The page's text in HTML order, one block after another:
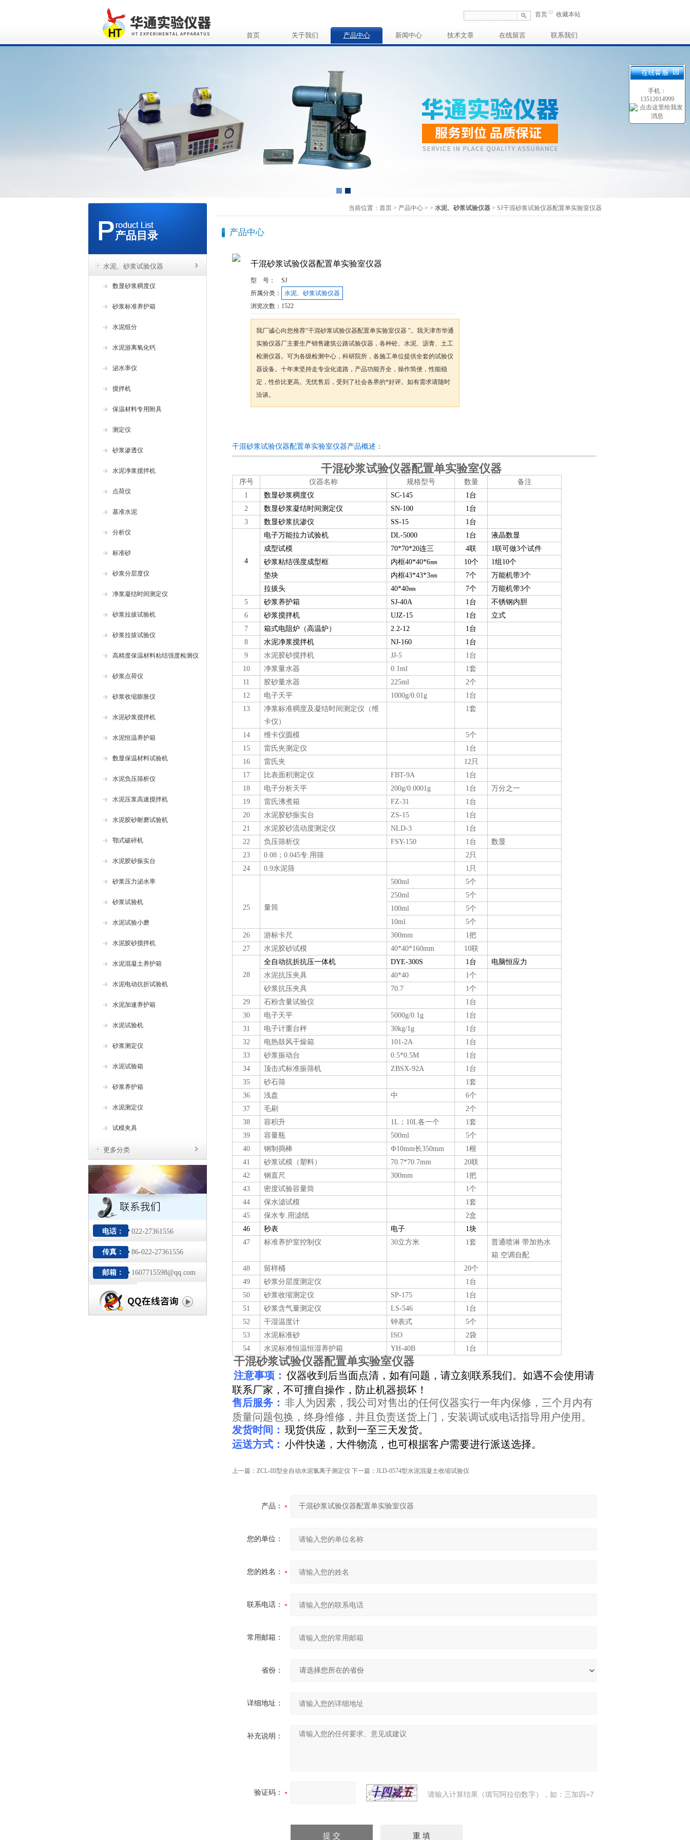
首页 收藏本站
首页 关于我们 产品中心 新闻中心 技术文章 在线留言 联系我们
产品目录
水泥、砂浆试验仪器
数显砂浆稠度仪
砂浆标准养护箱
水泥组分
水泥游离氧化钙
泌水率仪
搅拌机
保温材料专用附具
测定仪
砂浆渗透仪
水泥净浆搅拌机
点荷仪
基准水泥
分析仪
标准砂
砂浆分层度仪
净浆凝结时间测定仪
砂浆拉拔试验机
砂浆拉拔试验仪
高精度保温材料粘结强度检测仪
砂浆点荷仪
砂浆收缩膨胀仪
水泥砂浆搅拌机
水泥恒温养护箱
数显保温材料试验机
水泥负压筛析仪
水泥压浆高速搅拌机
水泥胶砂耐磨试验机
鄂式破碎机
水泥胶砂振实台
砂浆压力泌水率
砂浆试验机
水泥试验小磨
水泥胶砂搅拌机
水泥混凝土养护箱
水泥电动抗折试验机
水泥加速养护箱
水泥试验机
砂浆测定仪
水泥试验箱
砂浆养护箱
水泥测定仪
试模夹具
更多分类
电话： 022-27361556
传真： 86-022-27361556
邮箱： 1607715598@qq.com
当前位置： 首页 > 产品中心 > > 水泥、砂浆试验仪器 > SJ干混砂浆试验仪器配置单实验室仪器
产品中心
干混砂浆试验仪器配置单实验室仪器
型 号：
SJ
所属分类：
水泥、砂浆试验仪器
浏览次数： 1522
我厂诚心向您推荐“干混砂浆试验仪器配置单实验室仪器 "。我天津市华通
实验仪器厂主要生产销售建筑公路试验仪器，各种砼、水泥、沥青、土工
检测仪器。可为各级检测中心，科研院所，各施工单位提供全套的试验仪
器设备。十年来坚持走专业化道路，产品功能齐全，操作简便，性能稳
定，性价比更高。无忧售后，受到了社会各界的*好评。如有需求请随时
洽谈。
干混砂浆试验仪器配置单实验室仪器产品概述：
干混砂浆试验仪器配置单实验室仪器
序号 仪器名称 规格型号 数量
备注
1
数显砂浆稠度仪 SC-145
1台
2
数显砂浆凝结时间测定仪 SN-100
1台
3
数显砂浆抗渗仪 SS-15 1台
4
电子万能拉力试验机 DL-5000 1台
液晶数显
成型试模
70*70*20连三 4联 1联可做3个试件
砂浆粘结强度成型框
内框40*40*6㎜ 10个 1组 10个
垫块
内框43*43*3㎜ 7个 万能机带3个
拉拔头
40*40㎜ 7个 万能机带3个
5
砂浆养护箱 SJ-40A 1台
不锈钢内胆
6
砂浆搅拌机 UJZ-15 1台
立式
7
箱式电阻炉（高温炉） 2.2-12
1台
8
水泥净浆搅拌机 NJ-160
1台
9
水泥胶砂搅拌机 JJ-5
1台
10
净浆量水器 0.1ml
1套
11
胶砂量水器 225ml
2个
12
电子天平 1000g/0.01g
1台
13
净浆标准稠度及凝结时间测定仪（维
卡仪）
1套
14 维卡仪圆模
5个
15
雷氏夹测定仪
1台
16
雷氏夹
12只
17
比表面积测定仪 FBT-9A
1台
18
电子分析天平 200g/0.0001g 1台
万分之一
19
雷氏沸煮箱 FZ-31
1台
20
水泥胶砂振实台 ZS-15
1台
21
水泥胶砂流动度测定仪 NLD-3
1台
22
负压筛析仪 FSY-150 1台
数显
23
0.08；0.045专.用筛
2只
24
0.9水泥筛 1只
25 量筒
500ml
5个
250ml
5个
100ml
5个
10ml
5个
26
游标卡尺 300mm
1把
27
水泥胶砂试模 40*40*160mm 10联
28
全自动抗折抗压一体机 DYE-300S 1台
电脑恒应力
水泥抗压夹具
40*40 1个
砂浆抗压夹具
70.7
1个
29
石粉含量试验仪 1台
30
电子天平 5000g/0.1g
1台
31
电子计重台秤 30kg/1g
1台
32
电热鼓风干燥箱 101-2A
1台
33
砂浆振动台 0.5*0.5M
1台
34
顶击式标准振筛机 ZBSX-92A
1台
35
砂石筛
1套
36
浅盘 中
6个
37
毛刷
2个
38
容积升 1L； 10L各一个
1套
39
容量瓶 500ml
5个
40
钢制捣棒 Ф10mm长350mm
1根
41
砂浆试模（塑料） 70.7*70.7mm
20联
42
钢直尺 300mm
1把
43
密度试验容量筒
1个
44
保水滤试模
1套
45
保水专.用滤纸
2盒
46
秒表 电子
1块
47
标准养护室控制仪 30立方米 1套
普通喷淋 带加热水
箱 空调自配
48
留样桶
20个
49
砂浆分层度测定仪
1台
50
砂浆收缩测定仪 SP-175
1台
51
砂浆含气量测定仪 LS-546
1台
52 干湿温度计 钟表式 5个
53 水泥标准砂 ISO
2袋
54
水泥标准恒温恒湿养护箱 YH-40B 1台
干混砂浆试验仪器配置单实验室仪器
注意事项： 仪器收到后当面点清，如有问题，请立刻联系我们。如遇不会使用请
联系厂家，不可擅自操作，防止机器损坏！
售后服务： 非人为因素，我公司对售出的任何仪器实行一年内保修，三个月内有
质量问题包换，终身维修，并且负责送货上门，安装调试或电话指导用户使用。
发货时间： 现货供应，款到一至三天发货。
运送方式： 小件快递，大件物流，也可根据客户需要进行派送选择。
上一篇： ZCL-III型全自动水泥氯离子测定仪 下一篇： JLD-0574型水泥混凝土收缩试验仪
产品：
您的单位：
您的姓名：
联系电话：
常用邮箱：
省份：
详细地址：
补充说明：
验证码： 请输入计算结果（填写阿拉伯数字），如：三加四=7
手机：
13512014999